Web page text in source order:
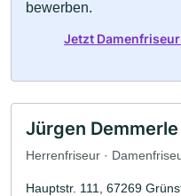
bewerben.
Jetzt
Jürgen
Herrenfriseur ·
Hauptstr. 111, 67269